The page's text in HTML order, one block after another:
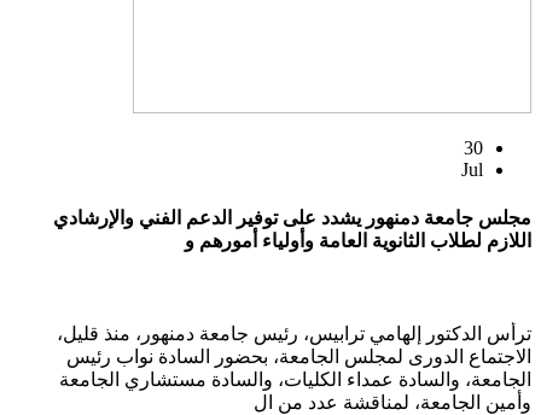
30
Jul
مجلس جامعة دمنهور يشدد على توفير الدعم الفني والإرشادي
اللازم لطلاب الثانوية العامة وأولياء أمورهم و
ترأس الدكتور إلهامي ترابيس، رئيس جامعة دمنهور، منذ قليل،
الاجتماع الدورى لمجلس الجامعة، بحضور السادة نواب رئيس
الجامعة، والسادة عمداء الكليات، والسادة مستشاري الجامعة
وأمين الجامعة، لمناقشة عدد من ال